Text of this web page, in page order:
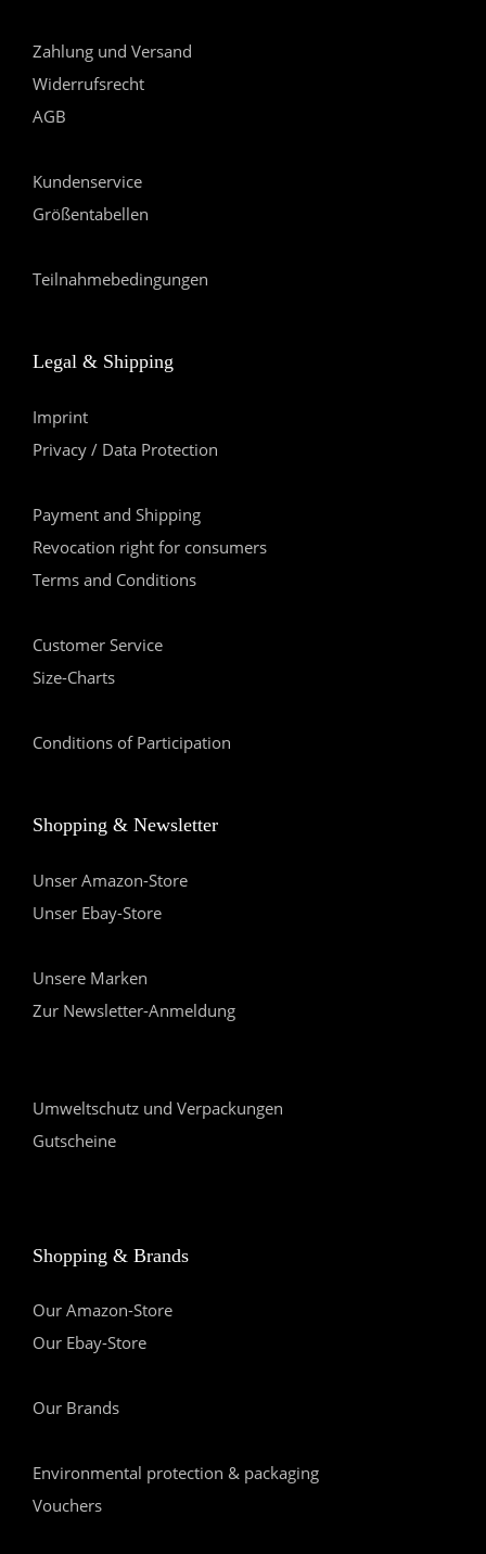
Zahlung und Versand
Widerrufsrecht
AGB
Kundenservice
Größentabellen
Teilnahmebedingungen
Legal & Shipping
Imprint
Privacy / Data Protection
Payment and Shipping
Revocation right for consumers
Terms and Conditions
Customer Service
Size-Charts
Conditions of Participation
Shopping & Newsletter
Unser Amazon-Store
Unser Ebay-Store
Unsere Marken
Zur Newsletter-Anmeldung
Umweltschutz und Verpackungen
Gutscheine
Shopping & Brands
Our Amazon-Store
Our Ebay-Store
Our Brands
Environmental protection & packaging
Vouchers